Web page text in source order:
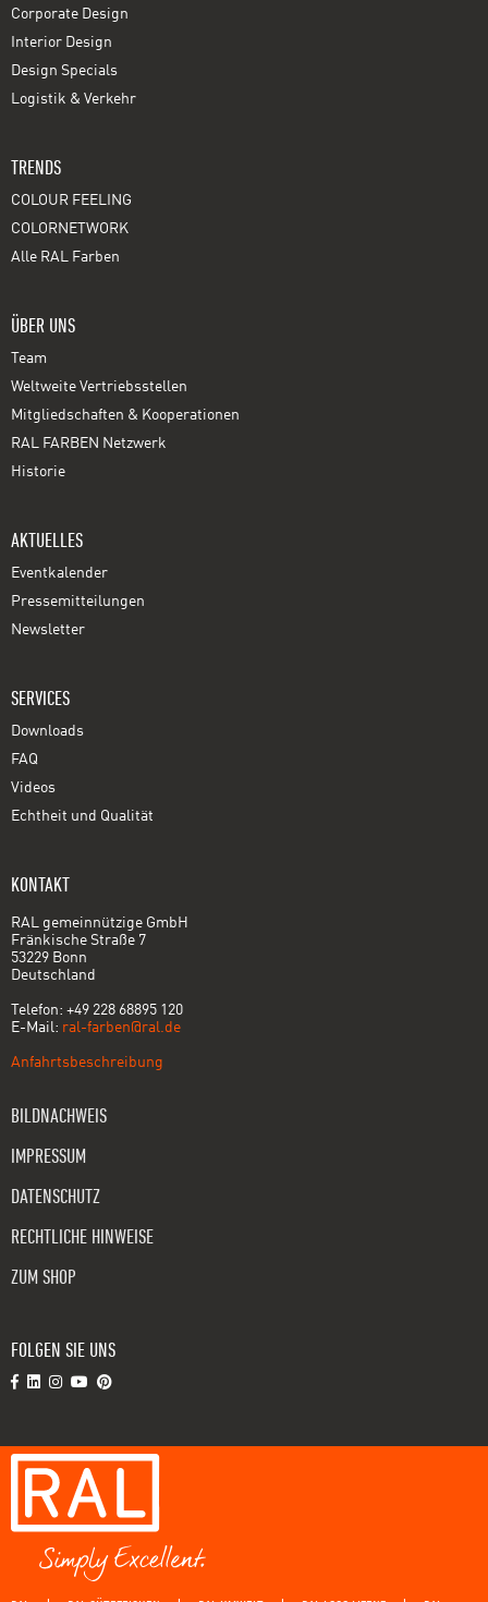
Corporate Design
Interior Design
Design Specials
Logistik & Verkehr
TRENDS
COLOUR FEELING
COLORNETWORK
Alle RAL Farben
ÜBER UNS
Team
Weltweite Vertriebsstellen
Mitgliedschaften & Kooperationen
RAL FARBEN Netzwerk
Historie
AKTUELLES
Eventkalender
Pressemitteilungen
Newsletter
SERVICES
Downloads
FAQ
Videos
Echtheit und Qualität
KONTAKT
RAL gemeinnützige GmbH
Fränkische Straße 7
53229 Bonn
Deutschland
Telefon: +49 228 68895 120
E-Mail: ral-farben@ral.de
Anfahrtsbeschreibung
BILDNACHWEIS
IMPRESSUM
DATENSCHUTZ
RECHTLICHE HINWEISE
ZUM SHOP
FOLGEN SIE UNS